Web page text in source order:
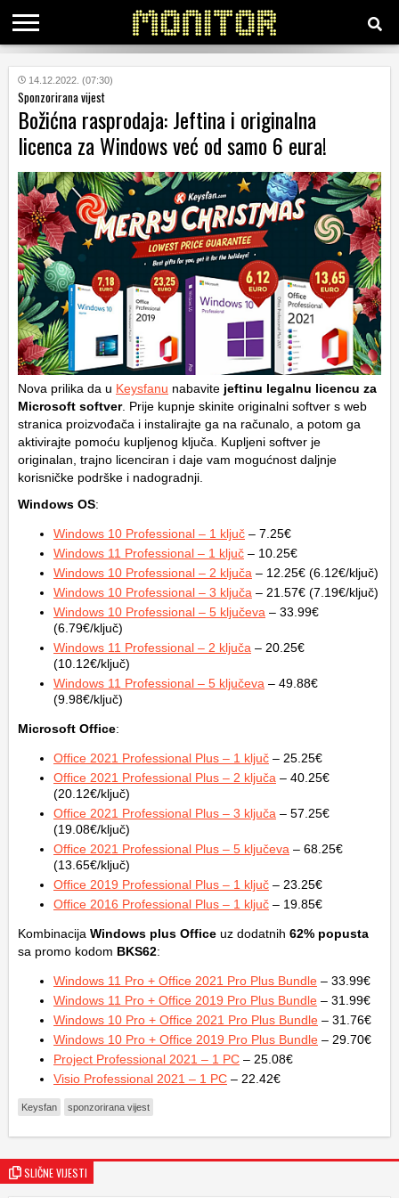
KATEGORIJE
HRVATSKI
WEB
14.12.2022. (07:30)
Sponzorirana vijest
Božićna rasprodaja: Jeftina i originalna
licenca za Windows već od samo 6 eura!
Nova prilika da u Keysfanu nabavite jeftinu legalnu licencu za
Microsoft softver. Prije kupnje skinite originalni softver s web
stranica proizvođača i instalirajte ga na računalo, a potom ga
aktivirajte pomoću kupljenog ključa. Kupljeni softver je
originalan, trajno licenciran i daje vam mogućnost daljnje
korisničke podrške i nadogradnji.
Windows OS:
Windows 10 Professional – 1 ključ – 7.25€
Windows 11 Professional – 1 ključ – 10.25€
Windows 10 Professional – 2 ključa – 12.25€ (6.12€/ključ)
Windows 10 Professional – 3 ključa – 21.57€ (7.19€/ključ)
Windows 10 Professional – 5 ključeva – 33.99€
(6.79€/ključ)
Windows 11 Professional – 2 ključa – 20.25€
(10.12€/ključ)
Windows 11 Professional – 5 ključeva – 49.88€
(9.98€/ključ)
Microsoft Office:
Office 2021 Professional Plus – 1 ključ – 25.25€
Office 2021 Professional Plus – 2 ključa – 40.25€
(20.12€/ključ)
Office 2021 Professional Plus – 3 ključa – 57.25€
(19.08€/ključ)
Office 2021 Professional Plus – 5 ključeva – 68.25€
(13.65€/ključ)
Office 2019 Professional Plus – 1 ključ – 23.25€
Office 2016 Professional Plus – 1 ključ – 19.85€
Kombinacija Windows plus Office uz dodatnih 62% popusta
sa promo kodom BKS62:
Windows 11 Pro + Office 2021 Pro Plus Bundle – 33.99€
Windows 11 Pro + Office 2019 Pro Plus Bundle – 31.99€
Windows 10 Pro + Office 2021 Pro Plus Bundle – 31.76€
Windows 10 Pro + Office 2019 Pro Plus Bundle – 29.70€
Project Professional 2021 – 1 PC – 25.08€
Visio Professional 2021 – 1 PC – 22.42€
Keysfan sponzorirana vijest
SLIČNE VIJESTI